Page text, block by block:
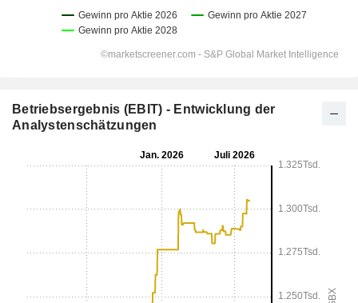
Betriebsergebnis (EBIT) - Entwicklung der
Analystenschätzungen